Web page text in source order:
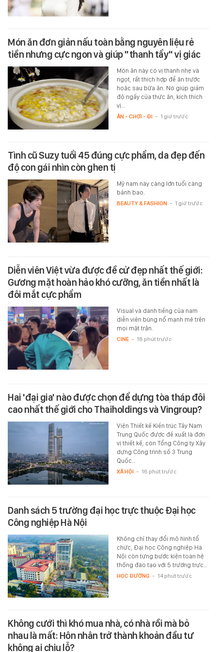
Món ăn đơn giản nấu toàn bằng nguyên liệu rẻ
tiền nhưng cực ngon và giúp "thanh tẩy" vị giác
Món ăn này có vị thanh nhẹ và
ngọt, rất thích hợp để ăn trước
hoặc sau bữa ăn. Nó giúp giảm
độ ngấy của thức ăn, kích thích
vị…
ĂN - CHƠI - ĐI - 1 giờ trước
Tình cũ Suzy tuổi 45 đúng cực phẩm, da đẹp đến
độ con gái nhìn còn ghen tị
Mỹ nam này càng lớn tuổi càng
bảnh bao.
BEAUTY & FASHION - 1 giờ trước
Diễn viên Việt vừa được đề cử đẹp nhất thế giới:
Gương mặt hoàn hảo khó cưỡng, ăn tiền nhất là
đôi mắt cực phẩm
Visual và danh tiếng của nam
diễn viên bùng nổ mạnh mẽ trên
mọi mặt trận.
CINE - 18 phút trước
Hai 'đại gia' nào được chọn để dựng tòa tháp đôi
cao nhất thế giới cho Thaiholdings và Vingroup?
Viện Thiết kế Kiến trúc Tây Nam
Trung Quốc được đề xuất là đơn
vị thiết kế, còn Tổng Công ty Xây
dựng Công trình số 3 Trung
Quốc…
XÃ HỘI - 16 phút trước
Danh sách 5 trường đại học trực thuộc Đại học
Công nghiệp Hà Nội
Không chỉ thay đổi mô hình tổ
chức, Đại học Công nghiệp Hà
Nội còn từng bước kiện toàn hệ
thống đào tạo với 5 trường trực…
HỌC ĐƯỜNG - 14 phút trước
Không cưới thì khó mua nhà, có nhà rồi mà bỏ
nhau là mất: Hôn nhân trở thành khoản đầu tư
không ai chịu lỗ?